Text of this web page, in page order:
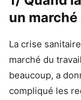
un
La crise
marché du
beaucoup, a
compliqué les